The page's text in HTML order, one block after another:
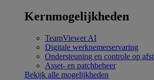
Kernmogelijkheden
TeamViewer AI
Digitale werknemerservaring
Ondersteuning en controle op
Asset- en patchbeheer
Bekijk alle mogelijkheden